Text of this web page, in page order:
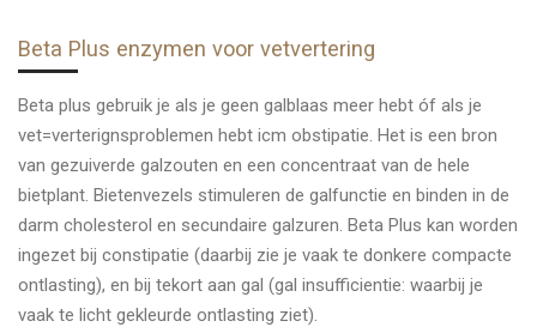
Beta Plus enzymen voor vetvertering
Beta plus gebruik je als je geen galblaas meer hebt óf als je
vet=verterignsproblemen hebt icm obstipatie. Het is een bron
van gezuiverde galzouten en een concentraat van de hele
bietplant. Bietenvezels stimuleren de galfunctie en binden in de
darm cholesterol en secundaire galzuren. Beta Plus kan worden
ingezet bij constipatie (daarbij zie je vaak te donkere compacte
ontlasting), en bij tekort aan gal (gal insufficientie: waarbij je
vaak te licht gekleurde ontlasting ziet).